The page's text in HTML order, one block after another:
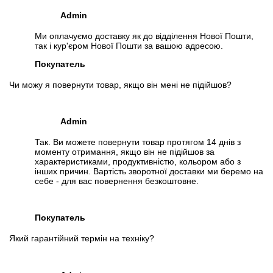
Отслеживать в Instagram
Отслеживать на Facebook
Admin
Ми оплачуємо доставку як до відділення Нової Пошти,
так і кур'єром Нової Пошти за вашою адресою.
Покупатель
Чи можу я повернути товар, якщо він мені не підійшов?
Admin
Так. Ви можете повернути товар протягом 14 днів з
моменту отримання, якщо він не підійшов за
характеристиками, продуктивністю, кольором або з
інших причин. Вартість зворотної доставки ми беремо на
себе - для вас повернення безкоштовне.
Покупатель
Який гарантійний термін на техніку?